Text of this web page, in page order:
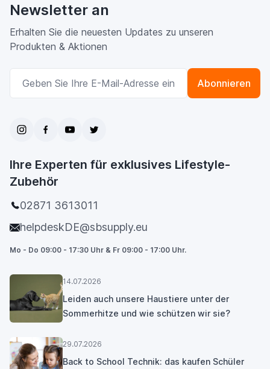
Newsletter an
Erhalten Sie die neuesten Updates zu unseren
Produkten & Aktionen
E-Mailadresse
Abonnieren
Ihre Experten für exklusives Lifestyle-
Zubehör
02871 3613011
helpdeskDE@sbsupply.eu
Mo - Do 09:00 - 17:30 Uhr & Fr 09:00 - 17:00 Uhr.
14.07.2026
Leiden auch unsere Haustiere unter der
Sommerhitze und wie schützen wir sie?
29.07.2026
Back to School Technik: das kaufen Schüler